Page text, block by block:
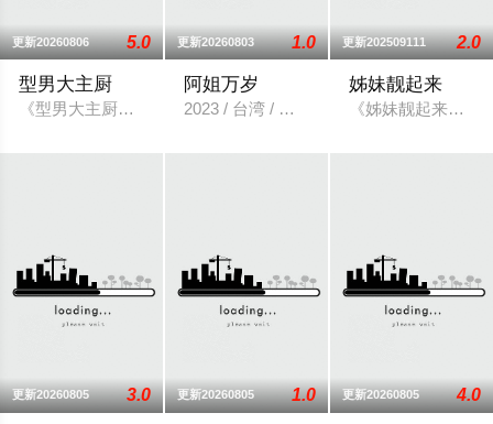
更新20260806 5.0
型男大主厨
《型男大主厨》自2006年7月10日首播推出以来，收视率长期
更新20260803 1.0
阿姐万岁
2023 / 台湾 / 港台综艺
更新202509111 2.0
姊妹靓起来
《姊妹靓起来》
更新20260805 3.0 更新20260805 1.0 更新20260805 4.0